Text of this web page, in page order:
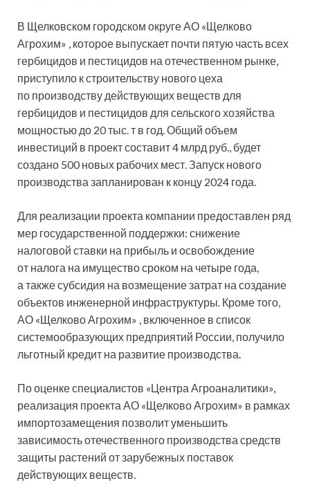
В Щелковском городском округе АО «Щелково
Агрохим» , которое выпускает почти пятую часть всех
гербицидов и пестицидов на отечественном рынке,
приступило к строительству нового цеха
по производству действующих веществ для
гербицидов и пестицидов для сельского хозяйства
мощностью до 20 тыс. т в год. Общий объем
инвестиций в проект составит 4 млрд руб., будет
создано 500 новых рабочих мест. Запуск нового
производства запланирован к концу 2024 года.
Для реализации проекта компании предоставлен ряд
мер государственной поддержки: снижение
налоговой ставки на прибыль и освобождение
от налога на имущество сроком на четыре года,
а также субсидия на возмещение затрат на создание
объектов инженерной инфраструктуры. Кроме того,
АО «Щелково Агрохим» , включенное в список
системообразующих предприятий России, получило
льготный кредит на развитие производства.
По оценке специалистов «Центра Агроаналитики»,
реализация проекта АО «Щелково Агрохим» в рамках
импортозамещения позволит уменьшить
зависимость отечественного производства средств
защиты растений от зарубежных поставок
действующих веществ.